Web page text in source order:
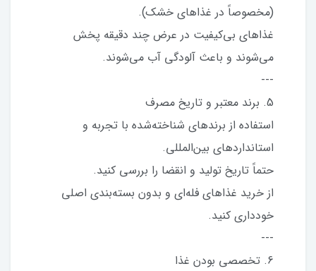
(مخصوصاً در غذاهای خشک).
غذاهای بی‌کیفیت در عرض چند دقیقه پخش
می‌شوند و باعث آلودگی آب می‌شوند.
---
5. برند معتبر و تاریخ مصرف
استفاده از برندهای شناخته‌شده با تجربه و
استانداردهای بین‌المللی.
حتماً تاریخ تولید و انقضا را بررسی کنید.
از خرید غذاهای فله‌ای و بدون بسته‌بندی اصلی
خودداری کنید.
---
6. تخصصی بودن غذا